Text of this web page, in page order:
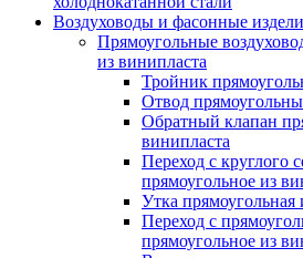
Воздуховоды и фасонные
Прямоугольные
из винипласта
Тройник
Отвод
Обратный клапан
винипласта
Переход с круглого
прямоугольное из
Утка прямоугольная
Переход с
прямоугольное из